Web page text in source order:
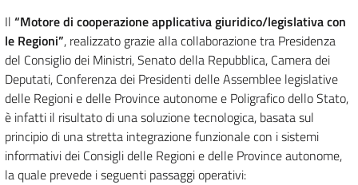
Il “Motore di cooperazione applicativa giuridico/legislativa con
le Regioni”, realizzato grazie alla collaborazione tra Presidenza
del Consiglio dei Ministri, Senato della Repubblica, Camera dei
Deputati, Conferenza dei Presidenti delle Assemblee legislative
delle Regioni e delle Province autonome e Poligrafico dello Stato,
è infatti il risultato di una soluzione tecnologica, basata sul
principio di una stretta integrazione funzionale con i sistemi
informativi dei Consigli delle Regioni e delle Province autonome,
la quale prevede i seguenti passaggi operativi: